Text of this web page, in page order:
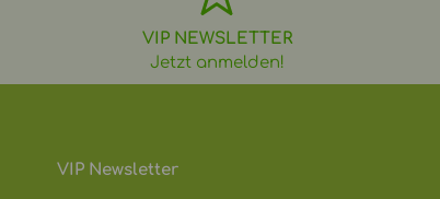
VIP NEWSLETTER
Jetzt anmelden!
VIP Newsletter